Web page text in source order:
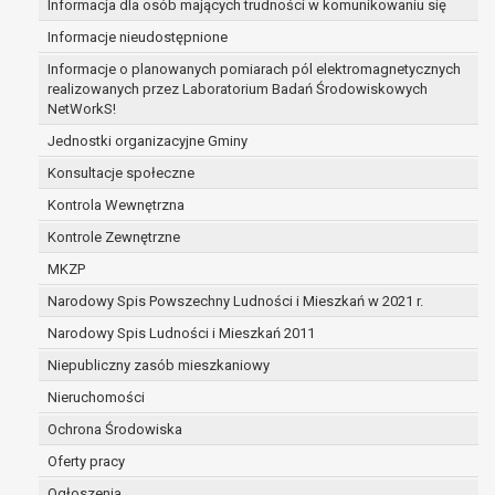
Informacja dla osób mających trudności w komunikowaniu się
Informacje nieudostępnione
Informacje o planowanych pomiarach pól elektromagnetycznych
realizowanych przez Laboratorium Badań Środowiskowych
NetWorkS!
Jednostki organizacyjne Gminy
Konsultacje społeczne
Kontrola Wewnętrzna
Kontrole Zewnętrzne
MKZP
Narodowy Spis Powszechny Ludności i Mieszkań w 2021 r.
Narodowy Spis Ludności i Mieszkań 2011
Niepubliczny zasób mieszkaniowy
Nieruchomości
Ochrona Środowiska
Oferty pracy
zabezpieczenia ewentualnych roszczeń, a w
przypadku wyrażenia zgody na przetwarzanie
danych po zakończeniu i rozliczeniu umowy, do
czasu wycofania tej zgody.
Ponadto w przypadku umów o dofinansowanie
dane osobowe od momentu pozyskania
przechowywane są przez okres wynikający z
umowy o dofinansowanie zawartej między
beneficjentem a określoną instytucją, trwałości
danego projektu i konieczności zachowania
dokumentacji projektu do celów kontrolnych.
W związku z przetwarzaniem przez
administratora danych osobowych przysługuje
Pani/Panu:
prawo dostępu do treści danych oraz
otrzymywania ich kopii na podstawie art. 15
RODO;
prawo do żądania sprostowania danych na
w przypadku gdy: